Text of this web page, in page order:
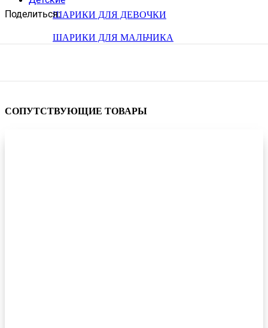
ШАРИКИ ДЛЯ ДЕВОЧКИ
ШАРИКИ ДЛЯ МАЛЬЧИКА
Поделиться:
СОПУТСТВУЮЩИЕ ТОВАРЫ